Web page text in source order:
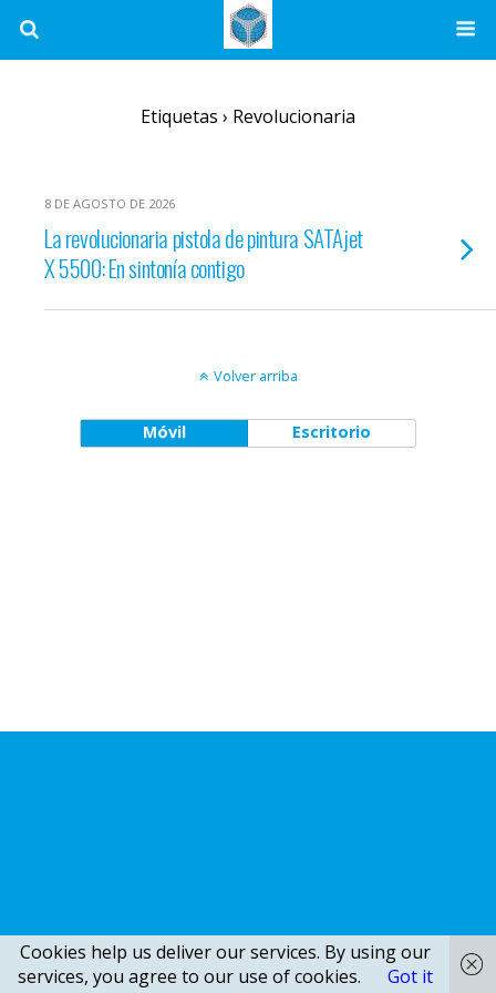
Etiquetas › Revolucionaria
8 DE AGOSTO DE 2026
La revolucionaria pistola de pintura SATAjet
X 5500: En sintonía contigo
Volver arriba
Móvil Escritorio
Cookies help us deliver our services. By using our
services, you agree to our use of cookies.
Got it